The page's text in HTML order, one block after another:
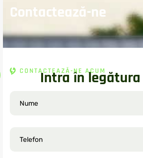
Contactează-ne
CONTACTEAZĂ-NE ACUM
Intra înlegătura